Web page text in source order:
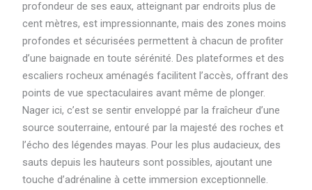
profondeur de ses eaux, atteignant par endroits plus de
cent mètres, est impressionnante, mais des zones moins
profondes et sécurisées permettent à chacun de profiter
d’une baignade en toute sérénité. Des plateformes et des
escaliers rocheux aménagés facilitent l’accès, offrant des
points de vue spectaculaires avant même de plonger.
Nager ici, c’est se sentir enveloppé par la fraîcheur d’une
source souterraine, entouré par la majesté des roches et
l’écho des légendes mayas. Pour les plus audacieux, des
sauts depuis les hauteurs sont possibles, ajoutant une
touche d’adrénaline à cette immersion exceptionnelle.